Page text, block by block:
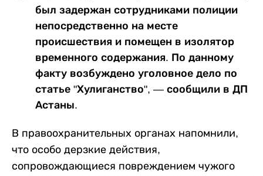
был задержан сотрудниками полиции
непосредственно на месте
происшествия и помещен в изолятор
временного содержания. По данному
факту возбуждено уголовное дело по
статье "Хулиганство", — сообщили в ДП
Астаны.
В правоохранительных органах напомнили,
что особо дерзкие действия,
сопровождающиеся повреждением чужого